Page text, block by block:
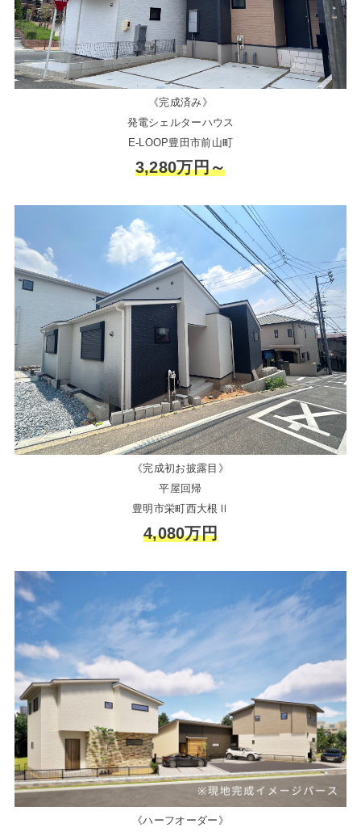
《完成済み》
発電シェルターハウス
E-LOOP豊田市前山町
3,280万円～
《完成初お披露目》
平屋回帰
豊明市栄町西大根Ⅱ
4,080万円
《ハーフオーダー》